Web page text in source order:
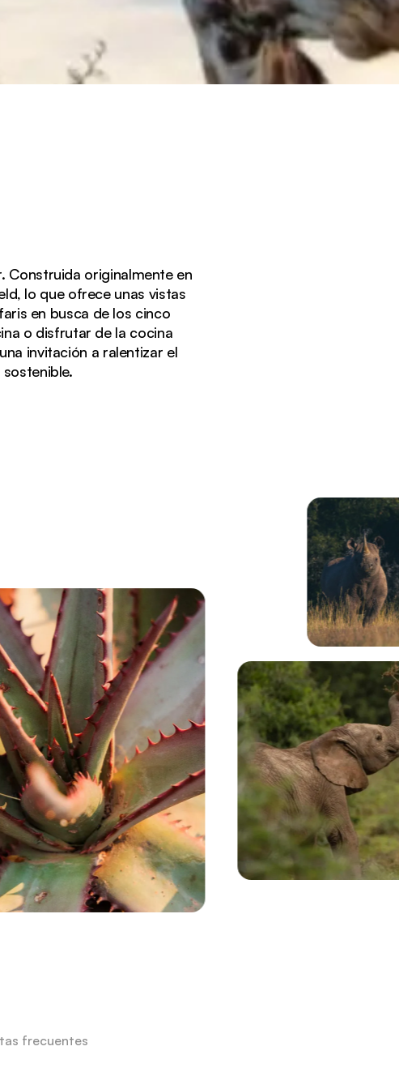
Construida originalmente en
lo que ofrece unas vistas
en busca de los cinco
o disfrutar de la cocina
invitación a ralentizar el
frecuentes